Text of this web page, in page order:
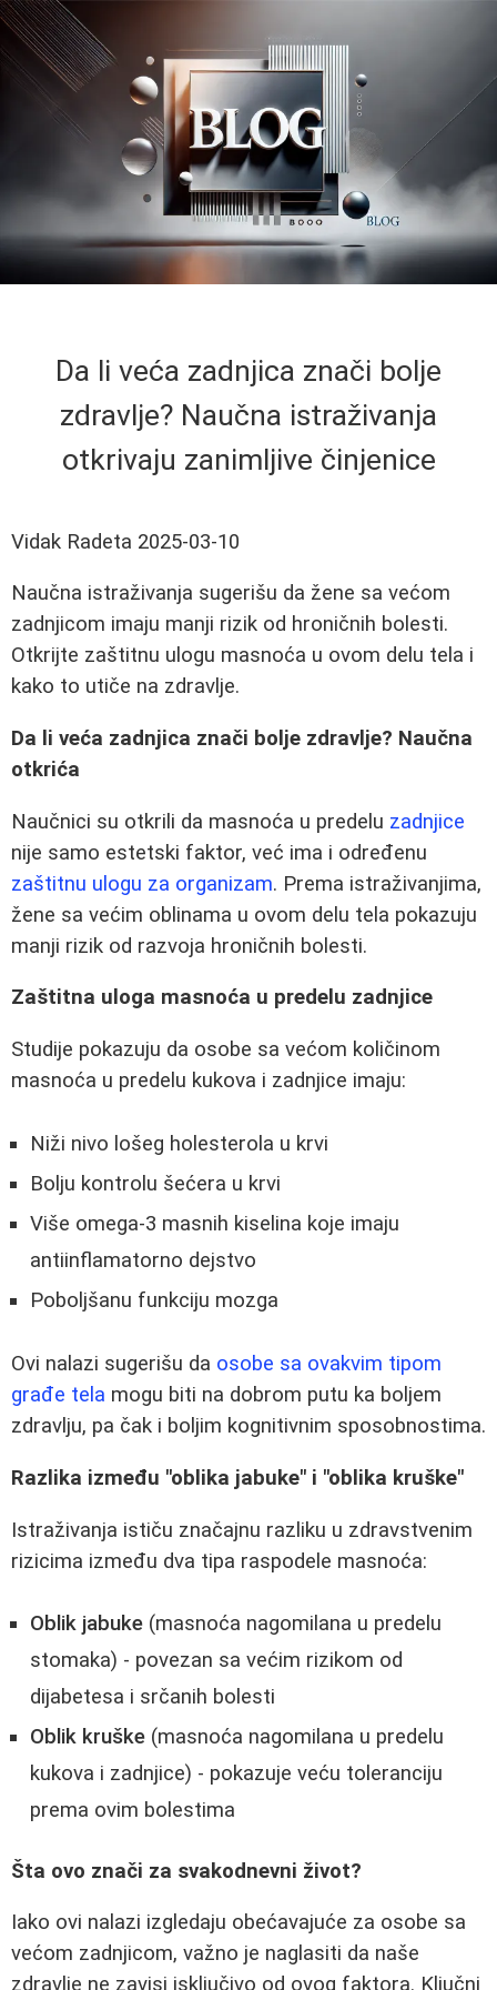
Da li veća zadnjica znači bolje
zdravlje? Naučna istraživanja
otkrivaju zanimljive činjenice
Vidak Radeta 2025-03-10
Naučna istraživanja sugerišu da žene sa većom
zadnjicom imaju manji rizik od hroničnih bolesti.
Otkrijte zaštitnu ulogu masnoća u ovom delu tela i
kako to utiče na zdravlje.
Da li veća zadnjica znači bolje zdravlje? Naučna
otkrića
Naučnici su otkrili da masnoća u predelu zadnjice
nije samo estetski faktor, već ima i određenu
zaštitnu ulogu za organizam. Prema istraživanjima,
žene sa većim oblinama u ovom delu tela pokazuju
manji rizik od razvoja hroničnih bolesti.
Zaštitna uloga masnoća u predelu zadnjice
Studije pokazuju da osobe sa većom količinom
masnoća u predelu kukova i zadnjice imaju:
Niži nivo lošeg holesterola u krvi
Bolju kontrolu šećera u krvi
Više omega-3 masnih kiselina koje imaju
antiinflamatorno dejstvo
Poboljšanu funkciju mozga
Ovi nalazi sugerišu da osobe sa ovakvim tipom
građe tela mogu biti na dobrom putu ka boljem
zdravlju, pa čak i boljim kognitivnim sposobnostima.
Razlika između "oblika jabuke" i "oblika kruške"
Istraživanja ističu značajnu razliku u zdravstvenim
rizicima između dva tipa raspodele masnoća:
Oblik jabuke (masnoća nagomilana u predelu
stomaka) - povezan sa većim rizikom od
dijabetesa i srčanih bolesti
Oblik kruške (masnoća nagomilana u predelu
kukova i zadnjice) - pokazuje veću toleranciju
prema ovim bolestima
Šta ovo znači za svakodnevni život?
Iako ovi nalazi izgledaju obećavajuće za osobe sa
većom zadnjicom, važno je naglasiti da naše
zdravlje ne zavisi isključivo od ovog faktora. Ključni